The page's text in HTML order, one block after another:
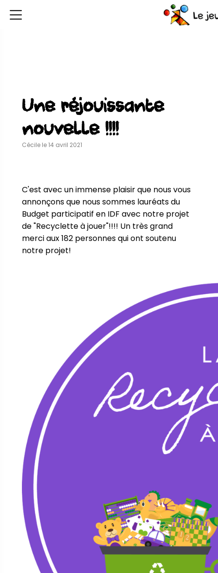
Une réjouissante
nouvelle !!!!
Cécile le 14 avril 2021
C'est avec un immense plaisir que nous vous
annonçons que nous sommes lauréats du
Budget participatif en IDF avec notre projet
de "Recyclette à jouer"!!!! Un très grand
merci aux 182 personnes qui ont soutenu
notre projet!